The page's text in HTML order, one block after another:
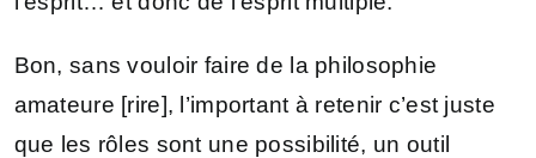
Bon, sans vouloir faire de la philosophie
amateure [rire], l’important à retenir c’est juste
que les rôles sont une possibilité, un outil